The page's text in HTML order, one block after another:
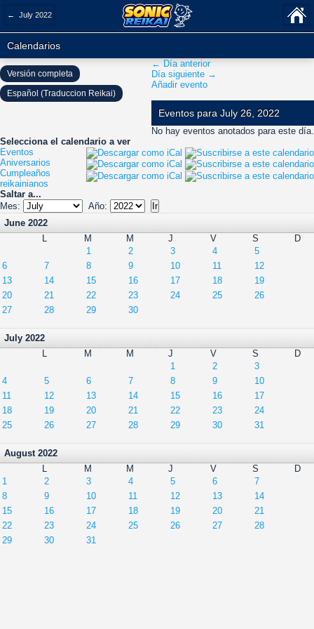
← July 2022
Calendarios
← Día anterior
Día siguiente →
Añadir evento
Eventos para July 26, 2022
No hay eventos anotados para este día.
Selecciona el calendario a ver
Eventos
Aniversarios
Cumpleaños
reikainianos
Saltar a...
Mes:
Año:
June 2022
L
M M J V S
D
1
2 3 4
5
6
7 8 9 10 11
12
13
14 15 16 17 18
19
20
21 22 23 24 25
26
27
28 29 30
July 2022
L
M M J V S
D
1
2
3
4
5 6 7 8 9
10
11
12 13 14 15 16
17
18
19 20 21 22 23
24
25
26 27 28 29 30 31
August 2022
L
M M J V S
D
1
2 3 4 5 6
7
8
9 10 11 12 13
14
15
16 17 18 19 20
21
22
23 24 25 26 27
28
29
30 31
Versión completa
Español (Traduccion Reikai)